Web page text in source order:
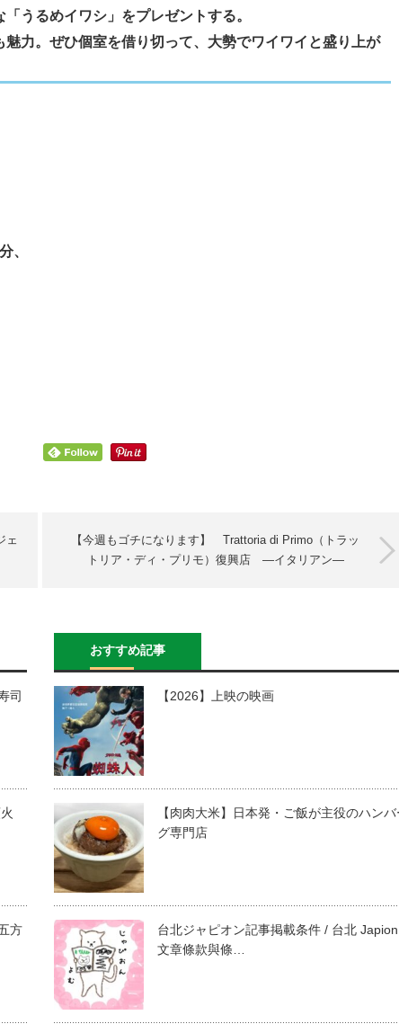
うるめイワシ」をプレゼントする。
力。ぜひ個室を借り切って、大勢でワイワイと盛り上が
、
ェ
【今週もゴチになります】 Trattoria di Primo（トラッ
トリア・ディ・プリモ）復興店 ―イタリアン―
司
方
おすすめ記事
【2026】上映の映画
【肉肉大米】日本発・ご飯が主役のハンバ
グ専門店
台北ジャピオン記事掲載条件 / 台北 Japion
文章條款與條…